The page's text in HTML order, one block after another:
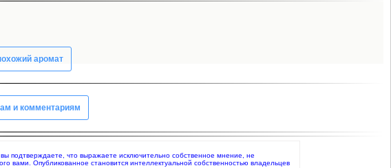
аромат
и комментариям
подтверждаете, что выражаете исключительно собственное мнение, не
вами. Опубликованное становится интеллектуальной собственностью владельцев